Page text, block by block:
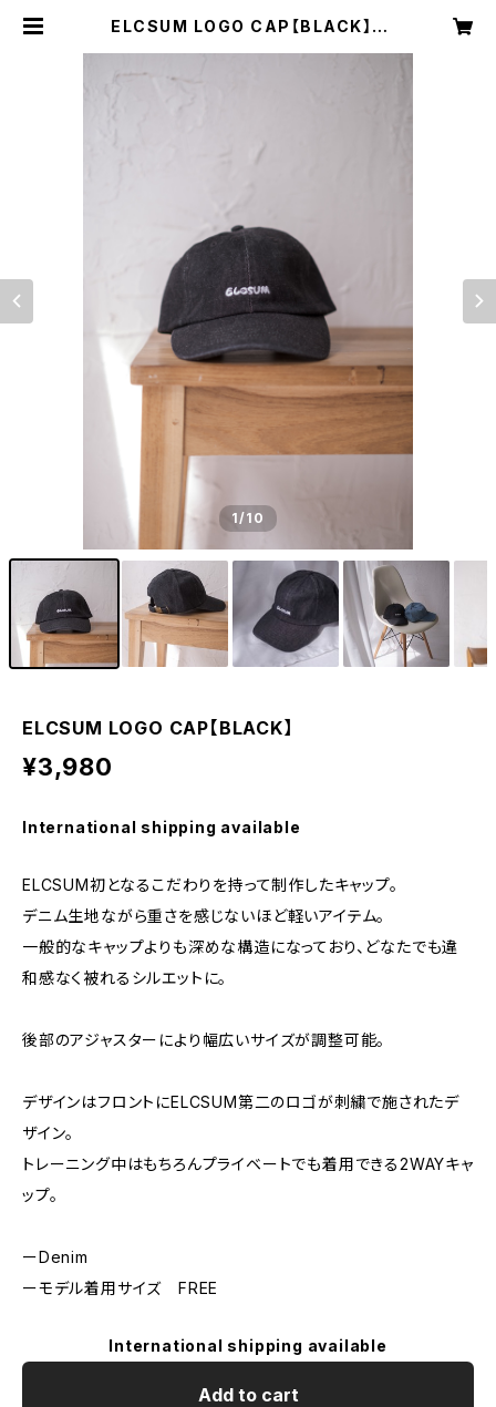
ELCSUM LOGO CAP【BLACK】 |
1/10
ELCSUM LOGO CAP【BLACK】
¥3,980
International shipping available
ELCSUM初となるこだわりを持って制作したキャップ。
デニム生地ながら重さを感じないほど軽いアイテム。
一般的なキャップよりも深めな構造になっており、どなたでも違
和感なく被れるシルエットに。
後部のアジャスターにより幅広いサイズが調整可能。
デザインはフロントにELCSUM第二のロゴが刺繍で施されたデ
ザイン。
トレーニング中はもちろんプライベートでも着用できる2WAYキャ
ップ。
ーDenim
ーモデル着用サイズ FREE
International shipping available
Add to cart